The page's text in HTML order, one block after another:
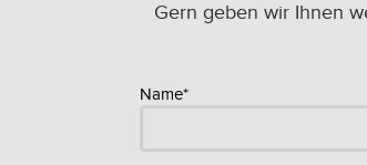
Gern geben wir Ihnen
Name*